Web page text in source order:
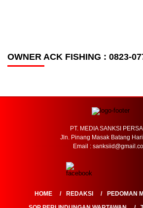
OWNER ACK FISHING : 0823-
PT. MEDIA SANKSI
Jln. Pinang Masak Batang
Email :
HOME REDAKSI
PEDOMAN
SOP PERLINDUNGAN WARTAWAN